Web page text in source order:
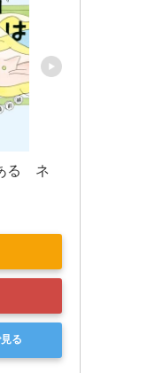
る　ネ
る